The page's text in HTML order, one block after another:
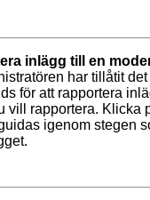
inlägg till en
har tillåtit
för att rapportera
vill rapportera. Klicka
igenom stegen